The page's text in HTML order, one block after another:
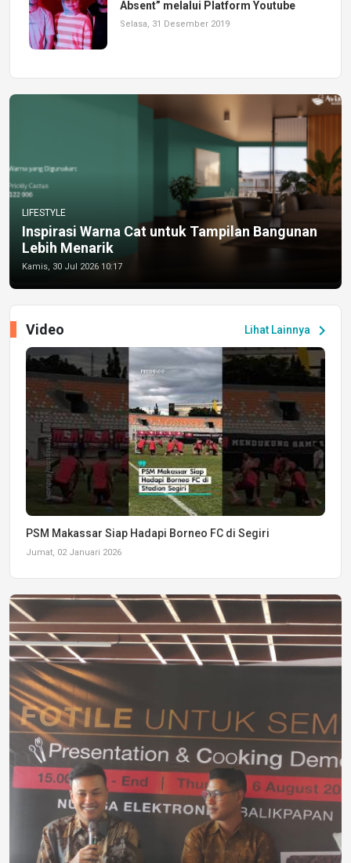
Absent” melalui Platform Youtube
Selasa, 31 Desember 2019
LIFESTYLE
Inspirasi Warna Cat untuk Tampilan Bangunan
Lebih Menarik
Kamis, 30 Jul 2026 10:17
Lihat Lainnya chevron_right
Video
PSM Makassar Siap Hadapi Borneo FC di Segiri
Jumat, 02 Januari 2026